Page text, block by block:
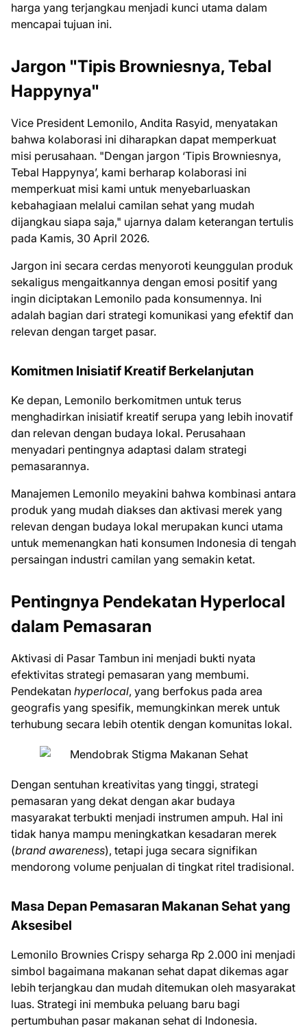
harga yang terjangkau menjadi kunci utama dalam
mencapai tujuan ini.
Jargon "Tipis Browniesnya, Tebal
Happynya"
Vice President Lemonilo, Andita Rasyid, menyatakan
bahwa kolaborasi ini diharapkan dapat memperkuat
misi perusahaan. "Dengan jargon ‘Tipis Browniesnya,
Tebal Happynya’, kami berharap kolaborasi ini
memperkuat misi kami untuk menyebarluaskan
kebahagiaan melalui camilan sehat yang mudah
dijangkau siapa saja," ujarnya dalam keterangan tertulis
pada Kamis, 30 April 2026.
Jargon ini secara cerdas menyoroti keunggulan produk
sekaligus mengaitkannya dengan emosi positif yang
ingin diciptakan Lemonilo pada konsumennya. Ini
adalah bagian dari strategi komunikasi yang efektif dan
relevan dengan target pasar.
Komitmen Inisiatif Kreatif Berkelanjutan
Ke depan, Lemonilo berkomitmen untuk terus
menghadirkan inisiatif kreatif serupa yang lebih inovatif
dan relevan dengan budaya lokal. Perusahaan
menyadari pentingnya adaptasi dalam strategi
pemasarannya.
Manajemen Lemonilo meyakini bahwa kombinasi antara
produk yang mudah diakses dan aktivasi merek yang
relevan dengan budaya lokal merupakan kunci utama
untuk memenangkan hati konsumen Indonesia di tengah
persaingan industri camilan yang semakin ketat.
Pentingnya Pendekatan Hyperlocal
dalam Pemasaran
Aktivasi di Pasar Tambun ini menjadi bukti nyata
efektivitas strategi pemasaran yang membumi.
Pendekatan hyperlocal, yang berfokus pada area
geografis yang spesifik, memungkinkan merek untuk
terhubung secara lebih otentik dengan komunitas lokal.
Dengan sentuhan kreativitas yang tinggi, strategi
pemasaran yang dekat dengan akar budaya
masyarakat terbukti menjadi instrumen ampuh. Hal ini
tidak hanya mampu meningkatkan kesadaran merek
(brand awareness), tetapi juga secara signifikan
mendorong volume penjualan di tingkat ritel tradisional.
Masa Depan Pemasaran Makanan Sehat yang
Aksesibel
Lemonilo Brownies Crispy seharga Rp 2.000 ini menjadi
simbol bagaimana makanan sehat dapat dikemas agar
lebih terjangkau dan mudah ditemukan oleh masyarakat
luas. Strategi ini membuka peluang baru bagi
pertumbuhan pasar makanan sehat di Indonesia.